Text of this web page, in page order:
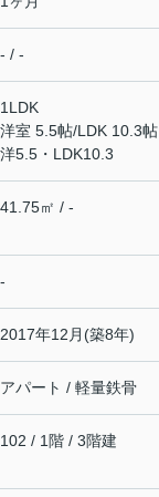
- / -
1LDK
洋室 5.5帖/LDK 10.3帖
洋5.5・LDK10.3
41.75㎡ / -
-
2017年12月(築8年)
アパート / 軽量鉄骨
102 / 1階 / 3階建